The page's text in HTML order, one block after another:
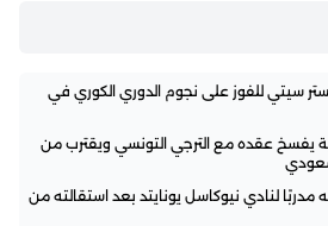
سيتي للفوز على نجوم الدوري الكوري في
يفسخ عقده مع الترجي التونسي ويقترب من
مدربًا لنادي نيوكاسل يونايتد بعد استقالته من